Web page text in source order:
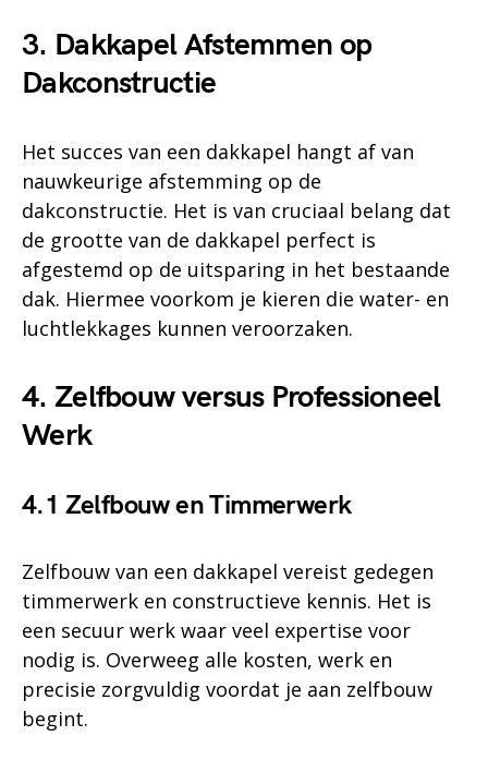
3. Dakkapel Afstemmen op
Dakconstructie
Het succes van een dakkapel hangt af van
nauwkeurige afstemming op de
dakconstructie. Het is van cruciaal belang dat
de grootte van de dakkapel perfect is
afgestemd op de uitsparing in het bestaande
dak. Hiermee voorkom je kieren die water- en
luchtlekkages kunnen veroorzaken.
4. Zelfbouw versus Professioneel
Werk
4.1 Zelfbouw en Timmerwerk
Zelfbouw van een dakkapel vereist gedegen
timmerwerk en constructieve kennis. Het is
een secuur werk waar veel expertise voor
nodig is. Overweeg alle kosten, werk en
precisie zorgvuldig voordat je aan zelfbouw
begint.